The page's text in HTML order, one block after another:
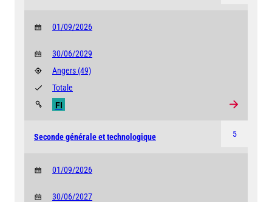
01/09/2026
30/06/2029
Angers (49)
FI
Totale
5
Seconde générale et technologique
01/09/2026
30/06/2027